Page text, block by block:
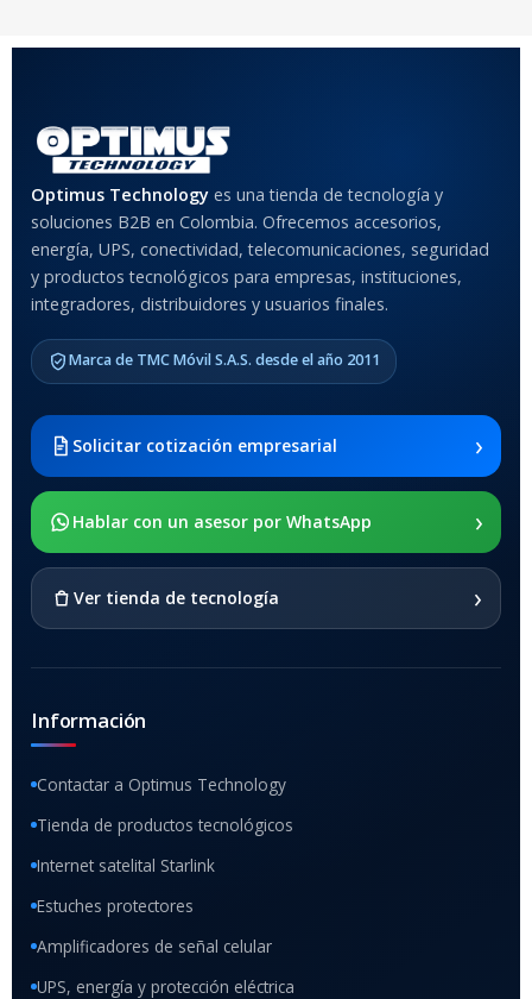
COLOR
Anti-Shock
MODELO DE TABLETS
COMPATIBLES
2021 SM-x200 / Samsung
Galaxy Tab A8 10.5 2021 SM-
x205
SOPORTE DE APOYO
Optimus Technology es una tienda de tecnología y
soluciones B2B en Colombia. Ofrecemos accesorios,
energía, UPS, conectividad, telecomunicaciones, seguridad
y productos tecnológicos para empresas, instituciones,
integradores, distribuidores y usuarios finales.
Marca de TMC Móvil S.A.S. desde el año 2011
Solicitar cotización empresarial ›
Hablar con un asesor por WhatsApp ›
Ver tienda de tecnología ›
Información
Contactar a Optimus Technology
Tienda de productos tecnológicos
Internet satelital Starlink
Estuches protectores
Amplificadores de señal celular
UPS, energía y protección eléctrica